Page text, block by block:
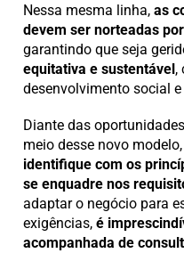
Nessa mesma linha, as
devem ser norteadas
garantindo que seja
equitativa e sustentável,
desenvolvimento social
Diante das
meio desse novo modelo,
identifique com os
se enquadre nos
adaptar o negócio para
exigências, é
acompanhada de